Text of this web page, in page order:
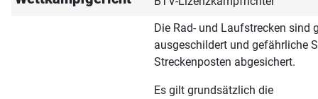
Die Rad- und Laufstrecken sind
ausgeschildert und gefährliche
Streckenposten abgesichert.
Es gilt grundsätzlich die